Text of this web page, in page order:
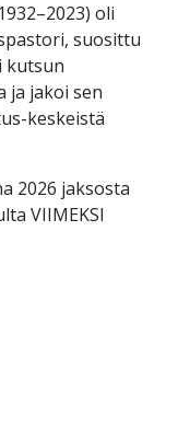
oli
suosittu
kutsun
ja jakoi sen
keskeistä
2026 jaksosta
VIIMEKSI